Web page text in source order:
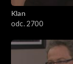
4401–4500
4301–4400
Klan
odc. 2700